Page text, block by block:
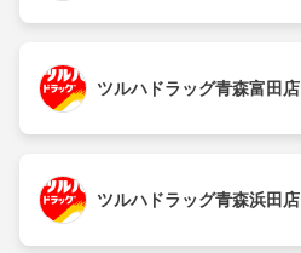
ツルハドラッグ青森富田店
ツルハドラッグ青森浜田店